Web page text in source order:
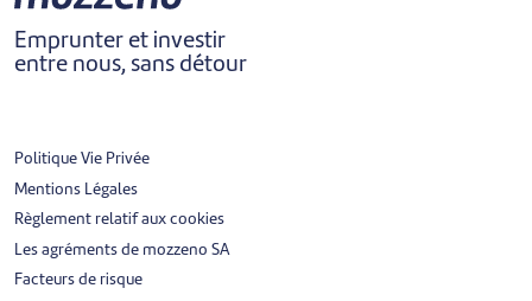
Emprunter et investir
entre nous, sans détour
Politique Vie Privée
Mentions Légales
Règlement relatif aux cookies
Les agréments de mozzeno SA
Facteurs de risque